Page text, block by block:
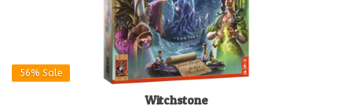
56% Sale
Witchstone